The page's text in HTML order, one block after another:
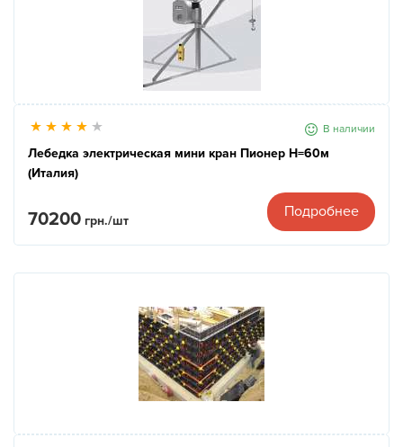
В наличии
Лебедка электрическая мини кран Пионер Н=60м
(Италия)
70200 грн./шт
Подробнее